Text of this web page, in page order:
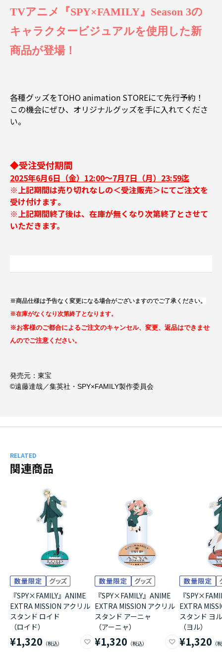
TVアニメ『SPY×FAMILY』Season 3の
キャラクタービジュアルを使用した新
商品が登場！
各種グッズをTOHO animation STOREにて先行予約！
この機会にぜひ、オリジナルグッズを手に入れてくださ
い。
◆受注受付期間
2025年6月6日（金）12:00～7月7日（月）23:59迄
※上記期間は売り切れなしの＜受注販売＞にてご注文を
受け付けます｡
※上記期間終了後は、在庫が無くなり次第終了とさせて
いただきます。
※商品仕様は予告なく変更になる場合がございますのでご了承ください。
※在庫がなくなり次第終了となります。
※お客様のご都合によるご注文のキャンセル、変更、返品はできませ
んのでご注意ください。
発売元：東宝
©遠藤達哉／集英社・SPY×FAMILY製作委員会
RELATED
関連商品
『SPY×FAMILY』ANIME
EXTRA MISSION アクリル
スタンド ロイド
（ロイド）
¥1,320
『SPY×FAMILY』ANIME
EXTRA MISSION アクリル
スタンド アーニャ
（アーニャ）
¥1,320
『
EXTRA
スタンド ヨ
（ヨル）
¥1,320